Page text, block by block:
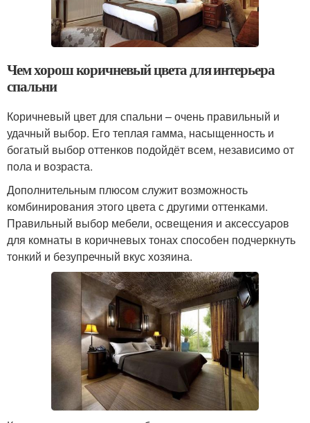
Чем хорош коричневый цвета для интерьера
спальни
Коричневый цвет для спальни – очень правильный и
удачный выбор. Его теплая гамма, насыщенность и
богатый выбор оттенков подойдёт всем, независимо от
пола и возраста.
Дополнительным плюсом служит возможность
комбинирования этого цвета с другими оттенками.
Правильный выбор мебели, освещения и аксессуаров
для комнаты в коричневых тонах способен подчеркнуть
тонкий и безупречный вкус хозяина.